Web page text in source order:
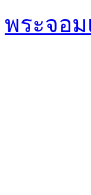
พระจอ